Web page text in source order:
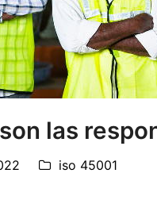
las
iso 45001